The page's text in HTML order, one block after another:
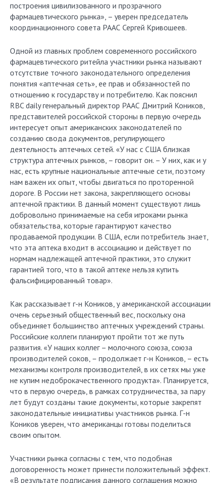
построения цивилизованного и прозрачного
фармацевтического рынка», – уверен председатель
координационного совета РААС Сергей Кривошеев.
Одной из главных проблем современного российского
фармацевтического ритейла участники рынка называют
отсутствие точного законодательного определения
понятия «аптечная сеть», ее прав и обязанностей по
отношению к государству и потребителю. Как пояснил
RBC daily генеральный директор РААС Дмитрий Коников,
представителей российской стороны в первую очередь
интересует опыт американских законодателей по
созданию свода документов, регулирующего
деятельность аптечных сетей. «У нас с США близкая
структура аптечных рынков, – говорит он. – У них, как и у
нас, есть крупные национальные аптечные сети, поэтому
нам важен их опыт, чтобы двигаться по проторенной
дороге. В России нет закона, закрепляющего основы
аптечной практики. В данный момент существуют лишь
добровольно принимаемые на себя игроками рынка
обязательства, которые гарантируют качество
продаваемой продукции. В США, если потребитель знает,
что эта аптека входит в ассоциацию и действует по
нормам надлежащей аптечной практики, это служит
гарантией того, что в такой аптеке нельзя купить
фальсифицированный товар».
Как рассказывает г-н Коников, у американской ассоциации
очень серьезный общественный вес, поскольку она
объединяет большинство аптечных учреждений страны.
Российские коллеги планируют пройти тот же путь
развития. «У наших коллег – молочного союза, союза
производителей соков, – продолжает г-н Коников, – есть
механизмы контроля производителей, в их сетях мы уже
не купим недоброкачественного продукта». Планируется,
что в первую очередь, в рамках сотрудничества, за пару
лет будут созданы такие документы, которые закрепят
законодательные инициативы участников рынка. Г-н
Коников уверен, что американцы готовы поделиться
своим опытом.
Участники рынка согласны с тем, что подобная
договоренность может принести положительный эффект.
«В результате подписания данного соглашения можно